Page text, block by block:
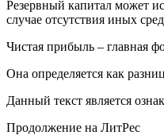
Резервный капитал может
случае отсутствия иных
Чистая прибыль – главная
Она определяется как
Данный текст является
Продолжение на ЛитРес